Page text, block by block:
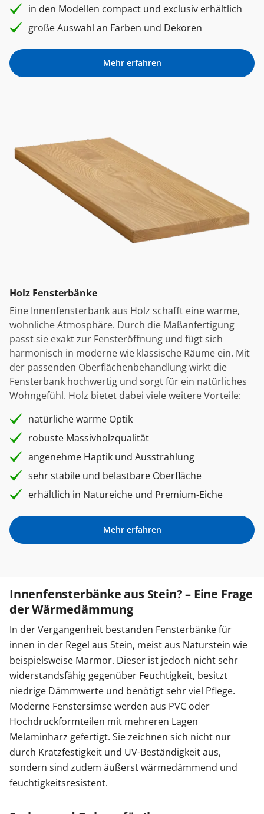
in den Modellen compact und exclusiv erhältlich
große Auswahl an Farben und Dekoren
Mehr erfahren
Holz Fensterbänke
Eine Innenfensterbank aus Holz schafft eine warme,
wohnliche Atmosphäre. Durch die Maßanfertigung
passt sie exakt zur Fensteröffnung und fügt sich
harmonisch in moderne wie klassische Räume ein. Mit
der passenden Oberflächenbehandlung wirkt die
Fensterbank hochwertig und sorgt für ein natürliches
Wohngefühl. Holz bietet dabei viele weitere Vorteile:
natürliche warme Optik
robuste Massivholzqualität
angenehme Haptik und Ausstrahlung
sehr stabile und belastbare Oberfläche
erhältlich in Natureiche und Premium-Eiche
Mehr erfahren
Innenfensterbänke aus Stein? – Eine Frage
der Wärmedämmung
In der Vergangenheit bestanden Fensterbänke für
innen in der Regel aus Stein, meist aus Naturstein wie
beispielsweise Marmor. Dieser ist jedoch nicht sehr
widerstandsfähig gegenüber Feuchtigkeit, besitzt
niedrige Dämmwerte und benötigt sehr viel Pflege.
Moderne Fenstersimse werden aus PVC oder
Hochdruckformteilen mit mehreren Lagen
Melaminharz gefertigt. Sie zeichnen sich nicht nur
durch Kratzfestigkeit und UV-Beständigkeit aus,
sondern sind zudem äußerst wärmedämmend und
feuchtigkeitsresistent.